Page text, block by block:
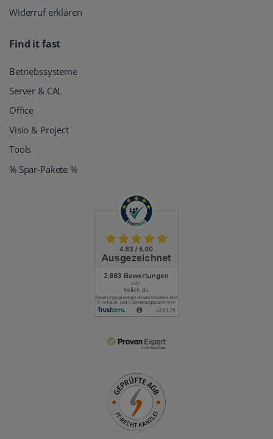
Widerruf erklären
Find it fast
Betriebssysteme
Server & CAL
Office
Visio & Project
Tools
% Spar-Pakete %